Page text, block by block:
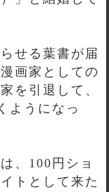
せる葉書が届
画家としての
を引退して、
ようになっ
、100円ショ
トとして来た